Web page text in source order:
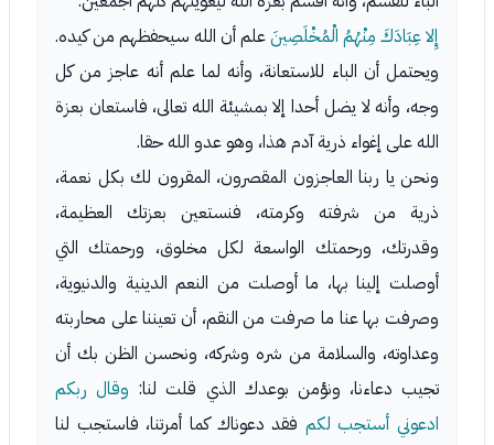
إِلا عِبَادَكَ مِنْهُمُ الْمُخْلَصِينَعلم أن الله سيحفظهم من كيده.
ويحتمل أن الباء للاستعانة، وأنه لما علم أنه عاجز من كل
وجه، وأنه لا يضل أحدا إلا بمشيئة الله تعالى، فاستعان بعزة
الله على إغواء ذرية آدم هذا، وهو عدو الله حقا.
ونحن يا ربنا العاجزون المقصرون، المقرون لك بكل نعمة،
ذرية من شرفته وكرمته، فنستعين بعزتك العظيمة،
وقدرتك، ورحمتك الواسعة لكل مخلوق، ورحمتك التي
أوصلت إلينا بها، ما أوصلت من النعم الدينية والدنيوية،
وصرفت بها عنا ما صرفت من النقم، أن تعيننا على محاربته
وعداوته، والسلامة من شره وشركه، ونحسن الظن بك أن
تجيب دعاءنا، ونؤمن بوعدك الذي قلت لنا: وقال ربكم
ادعوني أستجب لكم فقد دعوناك كما أمرتنا، فاستجب لنا